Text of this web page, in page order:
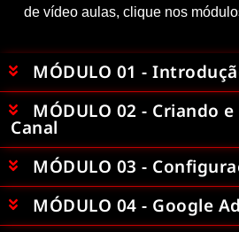
de vídeo aulas, clique nos
MÓDULO 01 -
MÓDULO 02 - Criando
Canal
MÓDULO 03 -
MÓDULO 04 - Google